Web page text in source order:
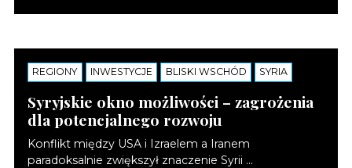
REGIONY INWESTYCJE BLISKI WSCHÓD SYRIA
NOTATKI
Syryjskie okno możliwości – zagrożenia
dla potencjalnego rozwoju
Konflikt między USA i Izraelem a Iranem
paradoksalnie zwiększył znaczenie Syrii ...